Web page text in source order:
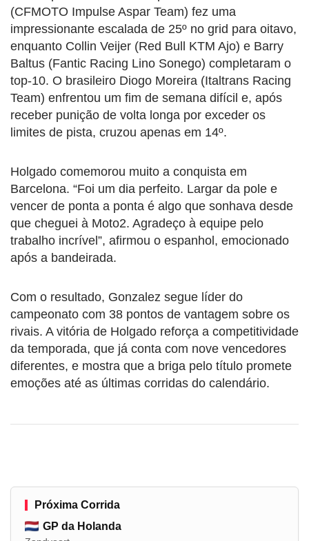
(CFMOTO Impulse Aspar Team) fez uma
impressionante escalada de 25º no grid para oitavo,
enquanto Collin Veijer (Red Bull KTM Ajo) e Barry
Baltus (Fantic Racing Lino Sonego) completaram o
top-10. O brasileiro Diogo Moreira (Italtrans Racing
Team) enfrentou um fim de semana difícil e, após
receber punição de volta longa por exceder os
limites de pista, cruzou apenas em 14º.
Holgado comemorou muito a conquista em
Barcelona. “Foi um dia perfeito. Largar da pole e
vencer de ponta a ponta é algo que sonhava desde
que cheguei à Moto2. Agradeço à equipe pelo
trabalho incrível”, afirmou o espanhol, emocionado
após a bandeirada.
Com o resultado, Gonzalez segue líder do
campeonato com 38 pontos de vantagem sobre os
rivais. A vitória de Holgado reforça a competitividade
da temporada, que já conta com nove vencedores
diferentes, e mostra que a briga pelo título promete
emoções até as últimas corridas do calendário.
Próxima Corrida
GP da Holanda